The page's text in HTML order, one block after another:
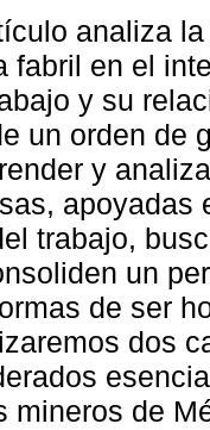
analiza
fabril en el
y su
un orden de
y
apoyadas
trabajo,
un
de ser
dos
mineros de